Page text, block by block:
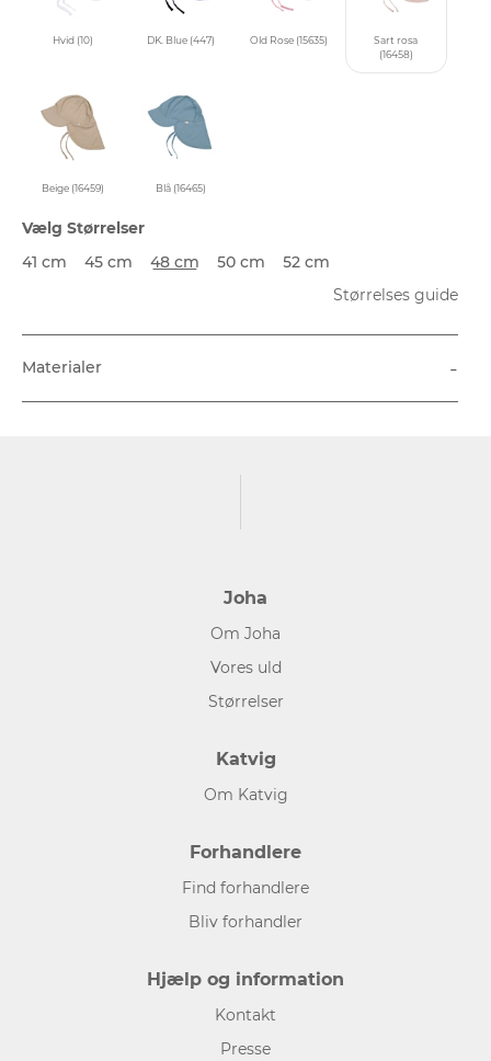
Hvid (10) DK. Blue (447) Old Rose (15635)
Sart rosa
(16458)
Beige (16459) Blå (16465)
Vælg Størrelser
41 cm
45 cm 48 cm 50 cm
52 cm
Størrelses guide
Materialer -
Joha
Om Joha
Vores uld
Størrelser
Katvig
Om Katvig
Forhandlere
Find forhandlere
Bliv forhandler
Hjælp og information
Kontakt
Presse